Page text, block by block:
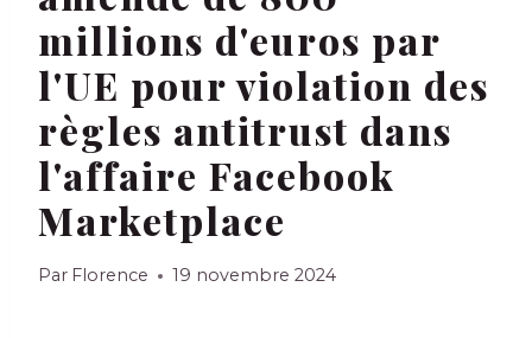
millions d'euros par
l'UE pour violation des
règles antitrust dans
l'affaire Facebook
Marketplace
Par Florence 19 novembre 2024